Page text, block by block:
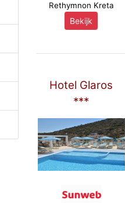
Rethymnon Kreta
Bekijk
Hotel Glaros
***